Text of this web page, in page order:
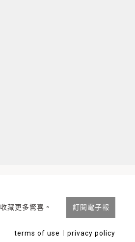
藏更多驚喜。 訂閱電子報
terms of use privacy policy